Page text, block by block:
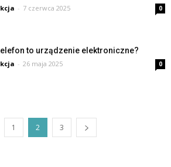
- 7 czerwca 2025 0
to urządzenie elektroniczne?
- 26 maja 2025 0
1 2 3